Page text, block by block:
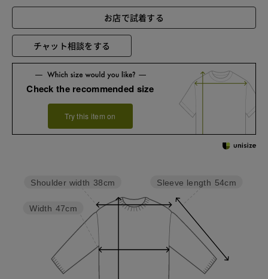
お店で試着する
チャット相談をする
Check the recommended size
Try this item on
Sleeve length 54cm
Width 47cm
Shoulder width 38cm